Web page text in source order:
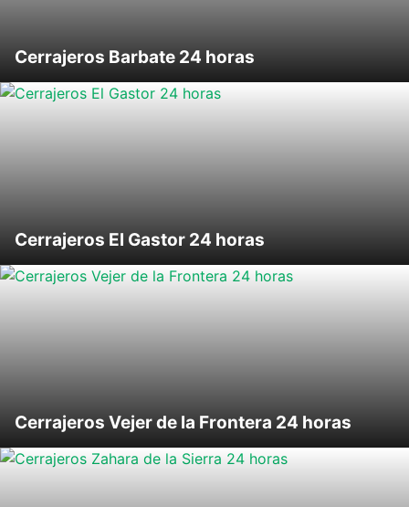
Cerrajeros Barbate 24 horas
Cerrajeros El Gastor 24 horas
Cerrajeros Vejer de la Frontera 24 horas